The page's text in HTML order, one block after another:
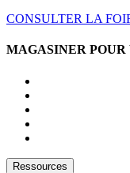
CONSULTER LA
MAGASINER
Ressources